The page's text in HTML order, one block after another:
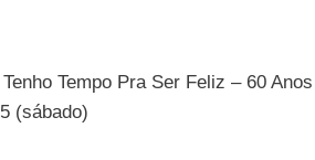
Tempo Pra Ser Feliz – 60
(sábado)